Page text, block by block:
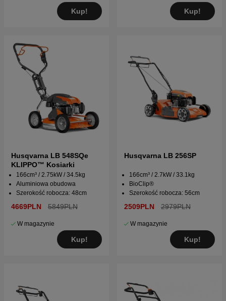
Kup! Kup!
Husqvarna LB 548SQe
KLIPPO™ Kosiarki
166cm³ / 2.75kW / 34.5kg
Aluminiowa obudowa
Szerokość robocza: 48cm
4669PLN 5849PLN
W magazynie
Kup!
Husqvarna LB 256SP
166cm³ / 2.7kW / 33.1kg
BioClip®
Szerokość robocza: 56cm
2509PLN 2979PLN
W magazynie
Kup!